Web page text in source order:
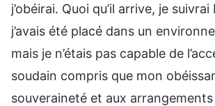
j’obéirai. Quoi qu’il arrive, je suivrai
j’avais été placé dans un
mais je n’étais pas capable de
soudain compris que mon
souveraineté et aux arrangements